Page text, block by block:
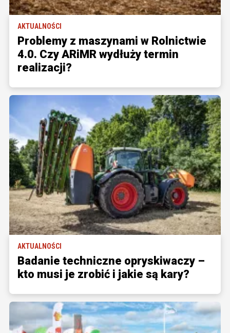
AKTUALNOŚCI
Problemy z maszynami w Rolnictwie
4.0. Czy ARiMR wydłuży termin
realizacji?
AKTUALNOŚCI
Badanie techniczne opryskiwaczy –
kto musi je zrobić i jakie są kary?